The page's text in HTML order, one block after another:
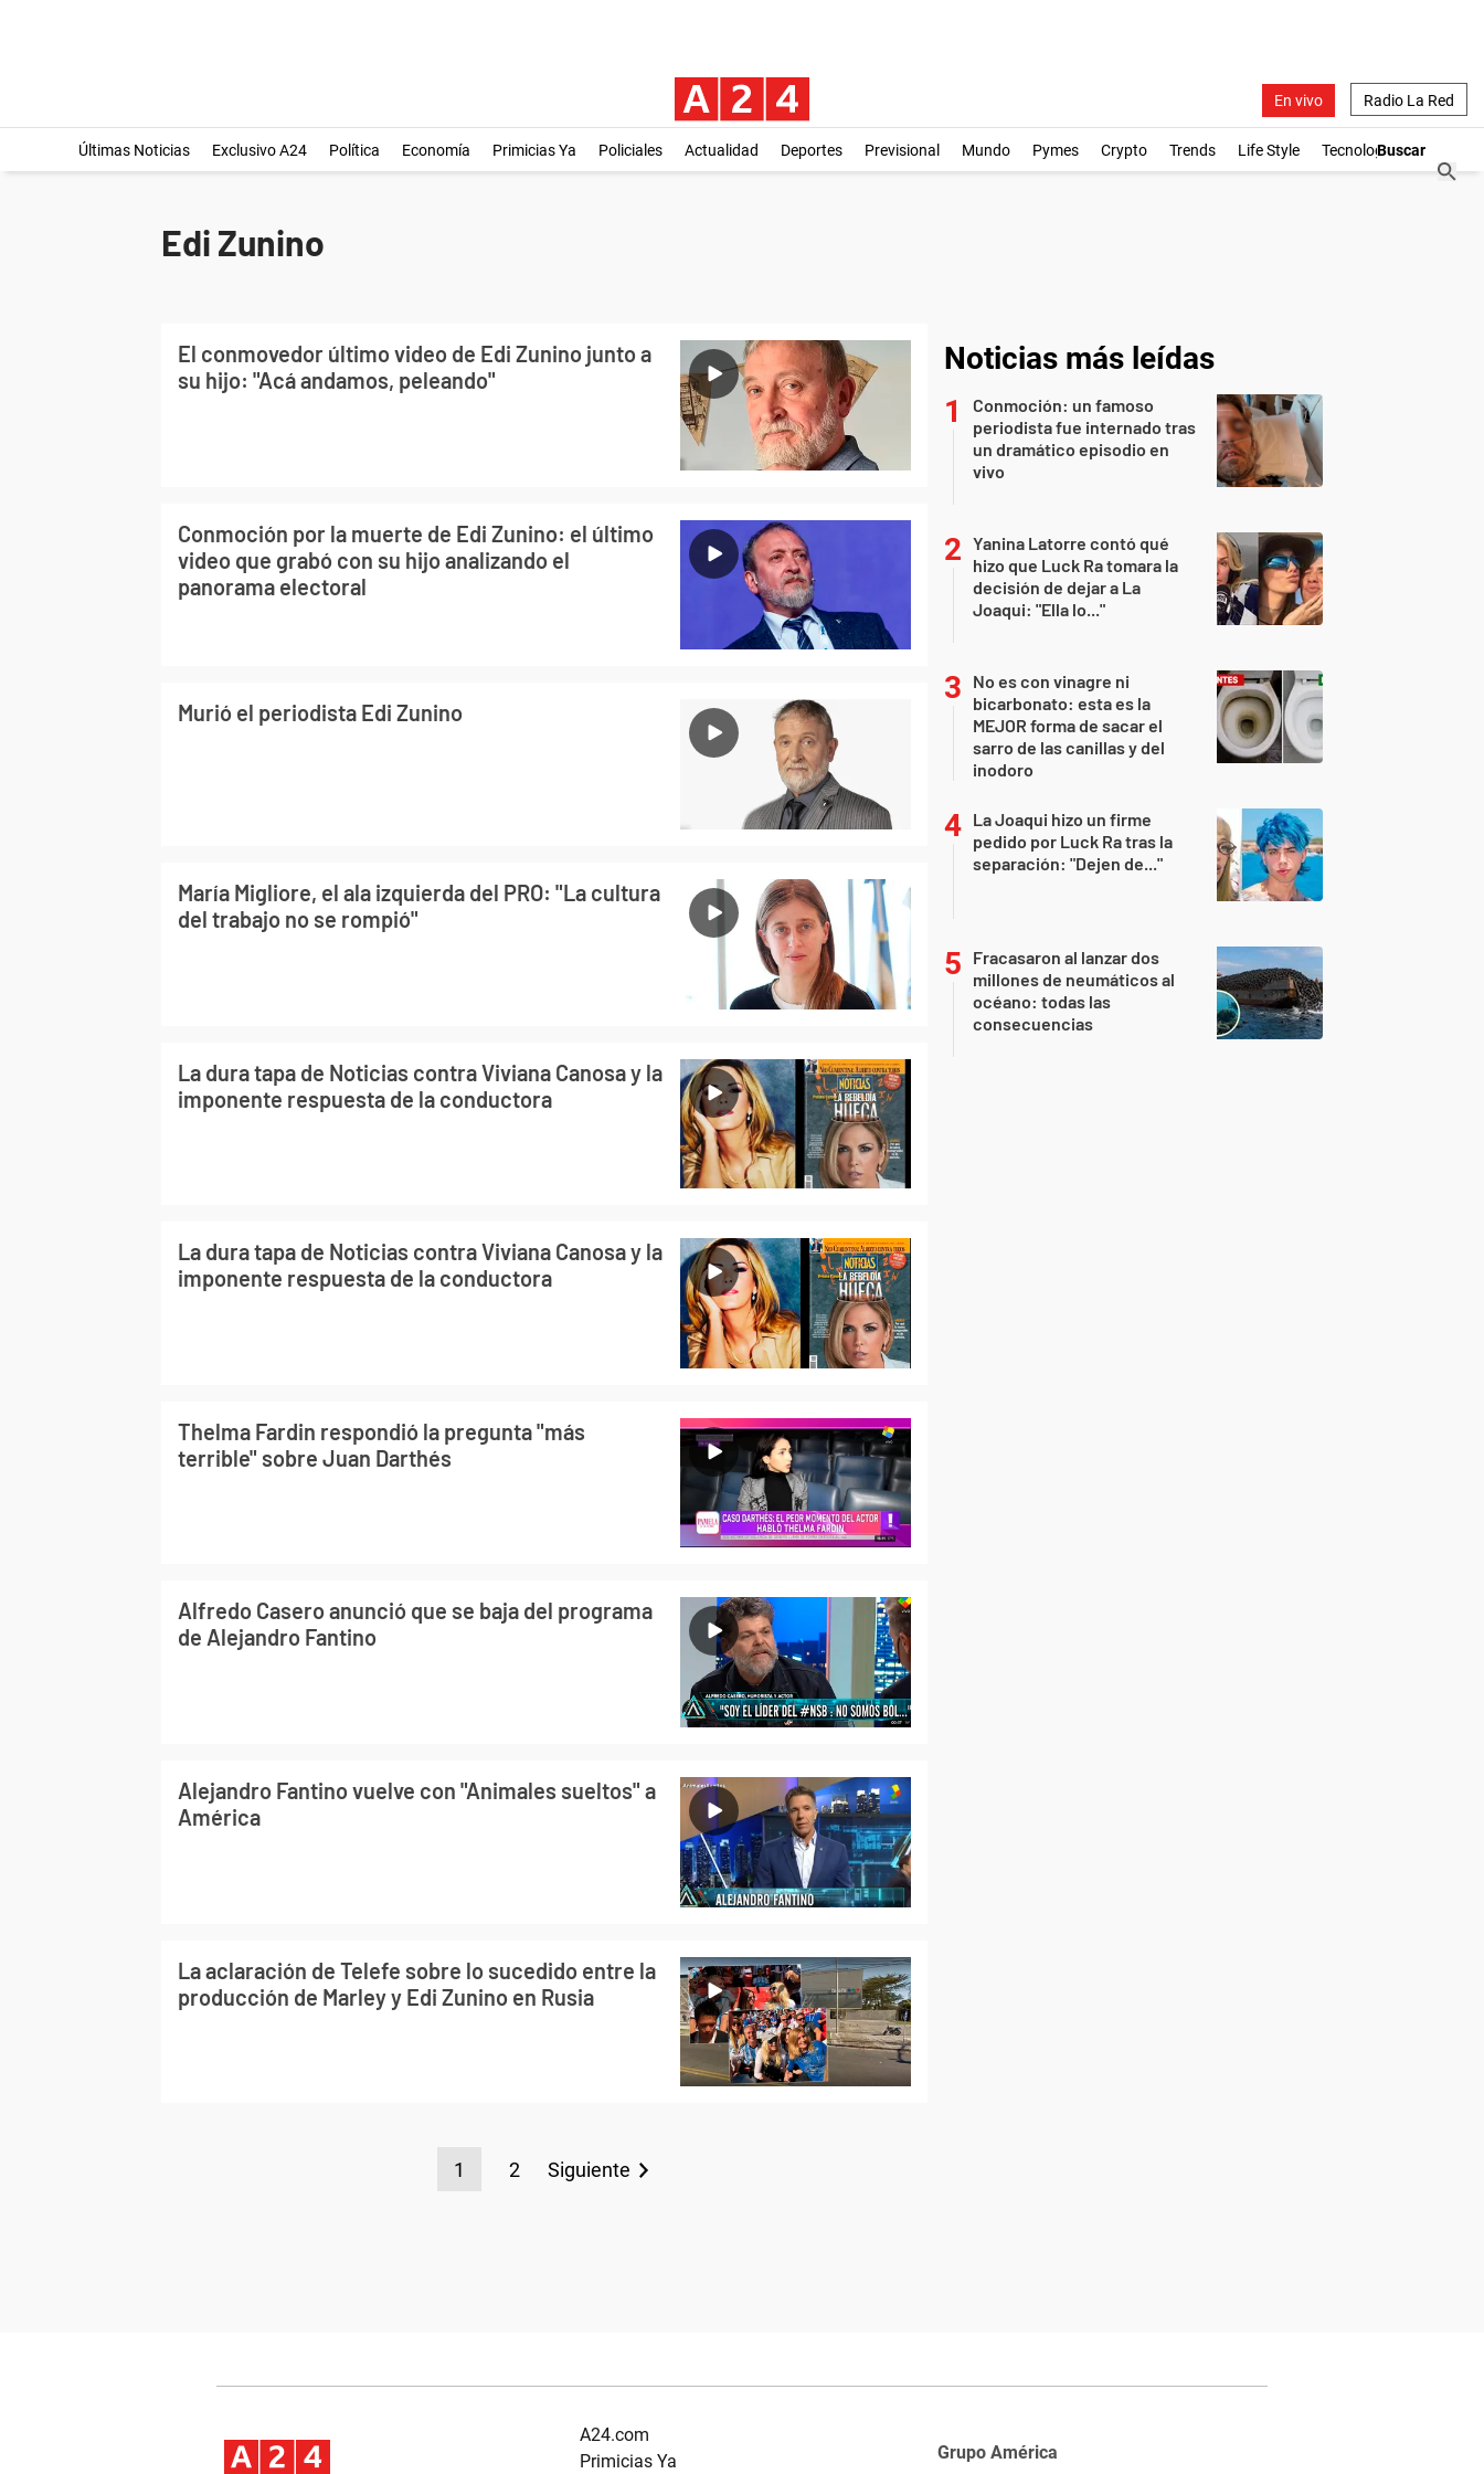
En vivo Radio La Red
Últimas Noticias Exclusivo A24 Política Economía Primicias Ya Policiales Actualidad Deportes Previsional Mundo Pymes Crypto Trends Life Style Tecnología
Edi Zunino
El conmovedor último video de Edi Zunino junto a
su hijo: "Acá andamos, peleando"
Conmoción por la muerte de Edi Zunino: el último
video que grabó con su hijo analizando el
panorama electoral
Murió el periodista Edi Zunino
María Migliore, el ala izquierda del PRO: "La cultura
del trabajo no se rompió"
La dura tapa de Noticias contra Viviana Canosa y la
imponente respuesta de la conductora
La dura tapa de Noticias contra Viviana Canosa y la
imponente respuesta de la conductora
Thelma Fardin respondió la pregunta "más
terrible" sobre Juan Darthés
Alfredo Casero anunció que se baja del programa
de Alejandro Fantino
Alejandro Fantino vuelve con "Animales sueltos" a
América
La aclaración de Telefe sobre lo sucedido entre la
producción de Marley y Edi Zunino en Rusia
1 2 Siguiente
Noticias más leídas
Conmoción: un famoso
periodista fue internado tras
un dramático episodio en
vivo
Yanina Latorre contó qué
hizo que Luck Ra tomara la
decisión de dejar a La
Joaqui: "Ella lo..."
No es con vinagre ni
bicarbonato: esta es la
MEJOR forma de sacar el
sarro de las canillas y del
inodoro
La Joaqui hizo un firme
pedido por Luck Ra tras la
separación: "Dejen de..."
Fracasaron al lanzar dos
millones de neumáticos al
océano: todas las
consecuencias
A24.com
Primicias Ya
Grupo América